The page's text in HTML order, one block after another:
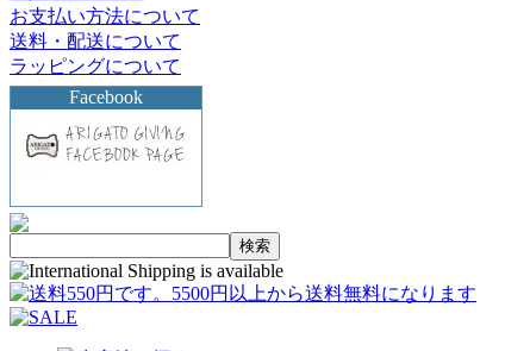
お支払い方法について
送料・配送について
ラッピングについて
Facebook